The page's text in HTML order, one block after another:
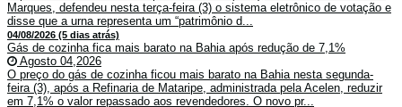
Marques, defendeu nesta terça-feira (3) o sistema eletrônico de votação e
disse que a urna representa um “patrimônio d...
04/08/2026 (5 dias atrás)
Gás de cozinha fica mais barato na Bahia após redução de 7,1%
Agosto 04,2026
O preço do gás de cozinha ficou mais barato na Bahia nesta segunda-
feira (3), após a Refinaria de Mataripe, administrada pela Acelen, reduzir
em 7,1% o valor repassado aos revendedores. O novo pr...